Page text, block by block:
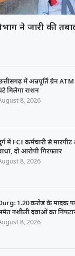
ने जारी की
में अन्नपूर्ति ग्रेन
मिलेगा राशन
8, 2026
में FCI कर्मचारी से
दो आरोपी गिरफ्तार
8, 2026
1.20 करोड़ के मादक
नशीली दवाओं का
8, 2026